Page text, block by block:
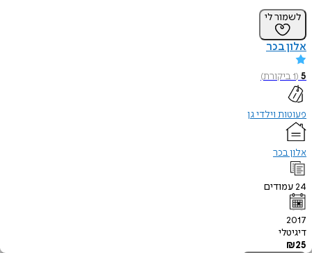
לשמור לי
אלון בכר
5
(
1ביקורת)
פעוטות וילדי גן
אלון בכר
24עמודים
2017
דיגיטלי
₪25